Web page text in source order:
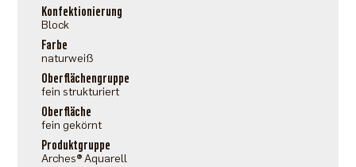
Konfektionierung
Block
Farbe
naturweiß
Oberflächengruppe
fein strukturiert
Oberfläche
fein gekörnt
Produktgruppe
Arches® Aquarell